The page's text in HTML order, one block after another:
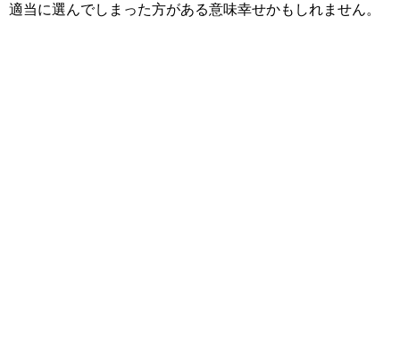
適当に選んでしまった方がある意味幸せかもしれません。